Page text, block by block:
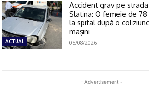
ACTUAL
Accident grav pe
Slatina: O femeie de 78
la spital după o
mașini
05/08/2026
- Advertisement -